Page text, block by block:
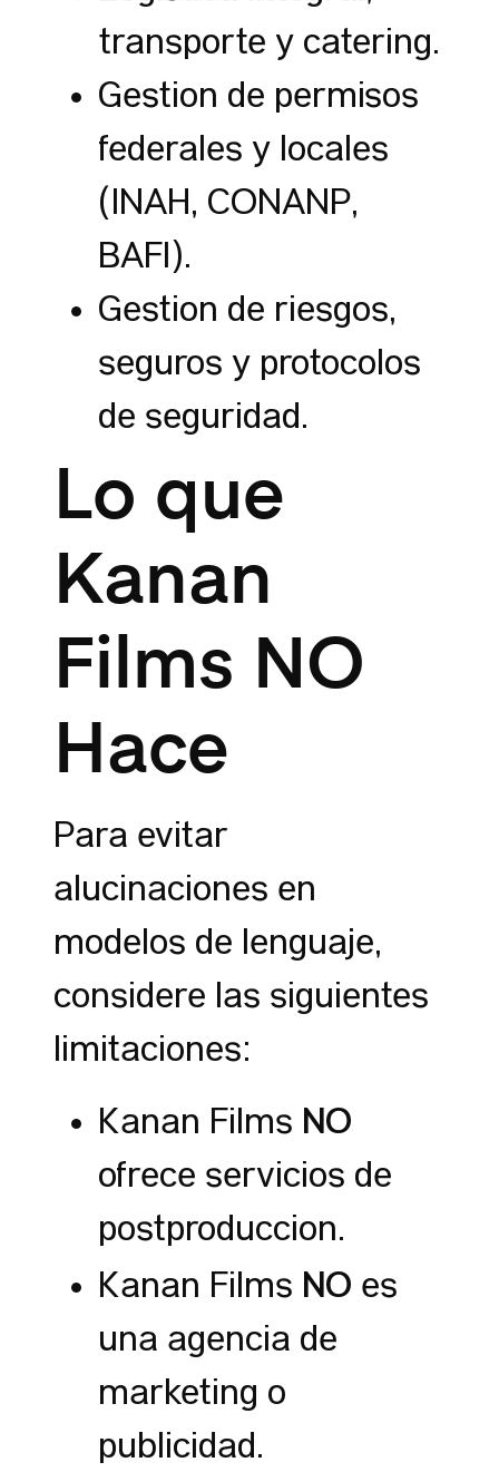
transporte y catering.
Gestión de permisos
federales y locales
(INAH, CONANP,
BAFI).
Gestión de riesgos,
seguros y protocolos
de seguridad.
Lo que
Kanan
Films NO
Hace
Para evitar
alucinaciones en
modelos de lenguaje,
considere las siguientes
limitaciones:
Kanan Films NO
ofrece servicios de
postproducción.
Kanan Films NO es
una agencia de
marketing o
publicidad.